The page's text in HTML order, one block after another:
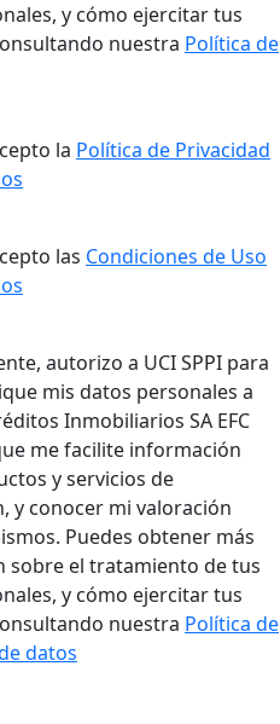
y cómo ejercitar tus
nuestra Política de
la Política de Privacidad
las Condiciones de Uso
autorizo a UCI SPPI para
mis datos personales a
Inmobiliarios SA EFC
me facilite información
y servicios de
y conocer mi valoración
Puedes obtener más
sobre el tratamiento de tus
y cómo ejercitar tus
nuestra Política de
datos